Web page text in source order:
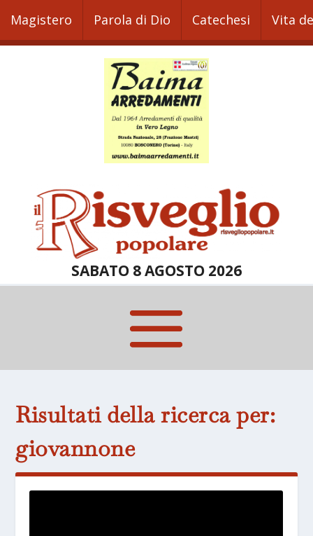
Magistero Parola di Dio Catechesi Vita
SABATO 8 AGOSTO 2026
Risultati della ricerca per:
giovannone